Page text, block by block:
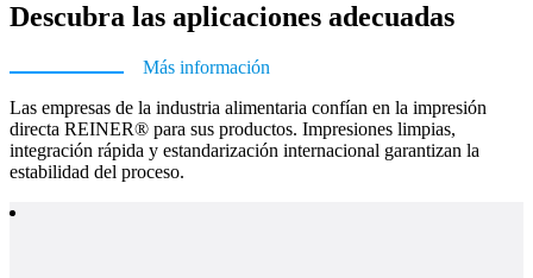
Descubra las aplicaciones adecuadas
Más información
Las empresas de la industria alimentaria confían en la impresión
directa REINER® para sus productos. Impresiones limpias,
integración rápida y estandarización internacional garantizan la
estabilidad del proceso.